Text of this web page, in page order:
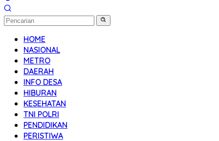
HOME
NASIONAL
METRO
DAERAH
INFO DESA
HIBURAN
KESEHATAN
TNI POLRI
PENDIDIKAN
PERISTIWA